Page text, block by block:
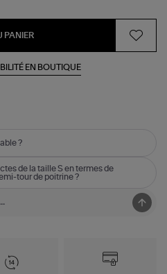
PANIER
EN BOUTIQUE
?
de la taille S en termes de
tour de poitrine ?